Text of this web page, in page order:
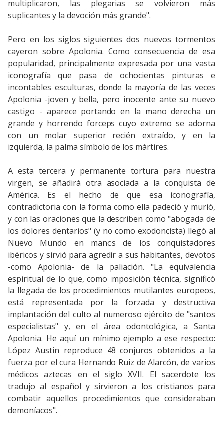
multiplicaron, las plegarias se volvieron más
suplicantes y la devoción más grande".
Pero en los siglos siguientes dos nuevos tormentos
cayeron sobre Apolonia. Como consecuencia de esa
popularidad, principalmente expresada por una vasta
iconografía que pasa de ochocientas pinturas e
incontables esculturas, donde la mayoría de las veces
Apolonia -joven y bella, pero inocente ante su nuevo
castigo - aparece portando en la mano derecha un
grande y horrendo forceps cuyo extremo se adorna
con un molar superior recién extraído, y en la
izquierda, la palma símbolo de los mártires.
A esta tercera y permanente tortura para nuestra
virgen, se añadirá otra asociada a la conquista de
América. Es el hecho de que esa iconografía,
contradictoria con la forma como ella padeció y murió,
y con las oraciones que la describen como "abogada de
los dolores dentarios" (y no como exodoncista) llegó al
Nuevo Mundo en manos de los conquistadores
ibéricos y sirvió para agredir a sus habitantes, devotos
-como Apolonia- de la paliación. "La equivalencia
espiritual de lo que, como imposición técnica, significó
la llegada de los procedimientos mutilantes europeos,
está representada por la forzada y destructiva
implantación del culto al numeroso ejército de "santos
especialistas" y, en el área odontológica, a Santa
Apolonia. He aquí un mínimo ejemplo a ese respecto:
López Austin reproduce 48 conjuros obtenidos a la
fuerza por el cura Hernando Ruiz de Alarcón, de varios
médicos aztecas en el siglo XVII. El sacerdote los
tradujo al español y sirvieron a los cristianos para
combatir aquellos procedimientos que consideraban
demoníacos".